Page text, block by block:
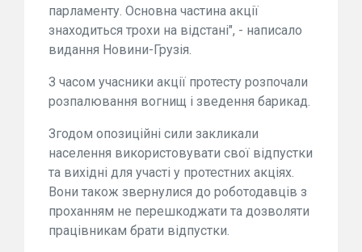
парламенту. Основна частина акції
знаходиться трохи на відстані", - написало
видання Новини-Грузія.
З часом учасники акції протесту розпочали
розпалювання вогнищ і зведення барикад.
Згодом опозиційні сили закликали
населення використовувати свої відпустки
та вихідні для участі у протестних акціях.
Вони також звернулися до роботодавців з
проханням не перешкоджати та дозволяти
працівникам брати відпустки.